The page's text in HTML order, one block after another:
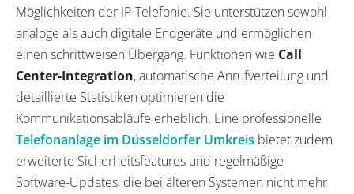
Möglichkeiten der IP-Telefonie. Sie unterstützen sowohl
analoge als auch digitale Endgeräte und ermöglichen
einen schrittweisen Übergang. Funktionen wie Call
Center-Integration, automatische Anrufverteilung und
detaillierte Statistiken optimieren die
Kommunikationsabläufe erheblich. Eine professionelle
Telefonanlage im Düsseldorfer Umkreis bietet zudem
erweiterte Sicherheitsfeatures und regelmäßige
Software-Updates, die bei älteren Systemen nicht mehr